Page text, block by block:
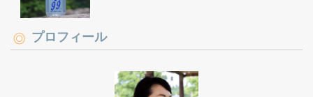
プロフィール